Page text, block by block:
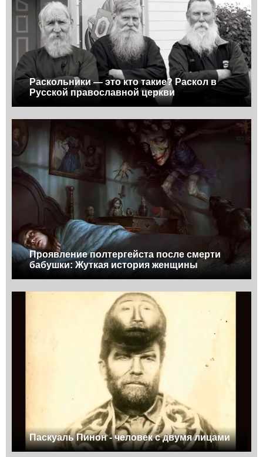
Раскольники — это кто такие? Раскол в
Русской православной церкви
Проявление полтергейста после смерти
бабушки: Жуткая история женщины
Паскуаль Пинон - человек с двумя лицами